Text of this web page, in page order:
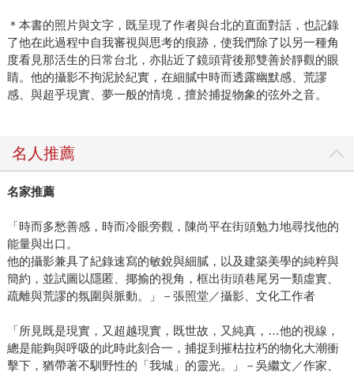
＊本書的照片與文字，既呈現了作者與台北的直面對話，也記錄
了他在此過程中自我審視與思考的痕跡，使我們除了以另一種角
度看見那活生的日常台北，亦貼近了鏡頭背後那雙善於靜觀的眼
睛。他的攝影不拘泥於紀實，在細膩中時而透露幽默感、荒謬
感、與超乎現實、夢一般的情境，擅於捕捉物象的弦外之音。
名人推薦
名家推薦
「時而多愁善感，時而冷眼旁觀，陳尚平在街頭勉力地尋找他的
能量與出口。
他的攝影兼具了紀錄速寫的敏銳與細膩，以及建築美學的純粹與
簡約，並試圖以隱匿、揶揄的視角，框出街頭巷尾另一類虛實、
疏離與荒謬的氛圍與脈動。」－張照堂／攝影、文化工作者
「所見既是現實，又超越現實，既世故，又純真，…他的視線，
總是能夠與呼吸的此時此刻合一，捕捉到摧枯拉朽的物化大潮衝
擊下，猶帶著不馴野性的「我城」的靈光。」－吳繼文／作家、